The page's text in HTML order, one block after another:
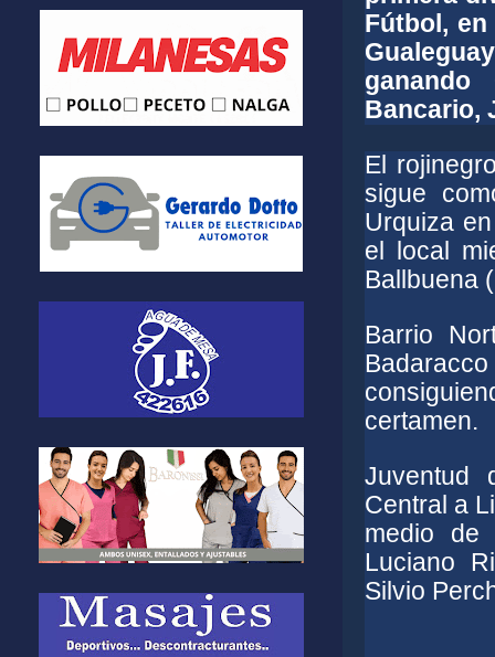
Fútbol,
ganando
Bancario,
El
sigue
Urquiza
el local
Ballbuena
Barrio
certamen.
Juventud
Central a
medio
Luciano
Silvio